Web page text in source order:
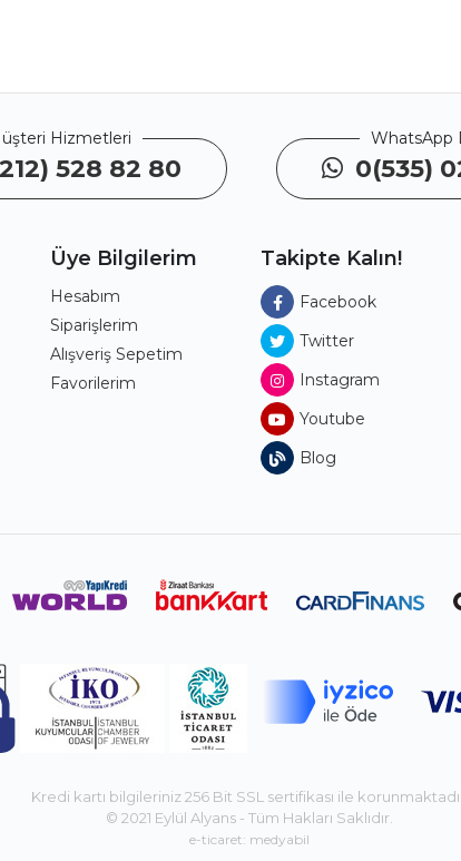
Hizmetleri
528 82 80
WhatsApp
0(535)
Üye Bilgilerim
Hesabım
Siparişlerim
Alışveriş Sepetim
Favorilerim
Takipte Kalın!
Facebook
Twitter
Instagram
Youtube
Blog
Kredi kartı bilgileriniz 256 Bit SSL sertifikası ile
© 2021 Eylül Alyans - Tüm Hakları Saklıdır.
e-ticaret: medyabil